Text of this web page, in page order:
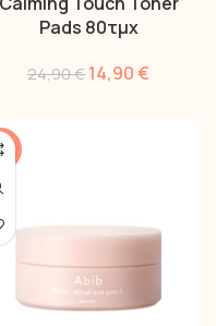
Pads 80τμχ
24,90€ 14,90€